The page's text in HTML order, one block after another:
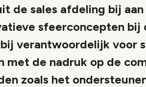
de sales afdeling bij aan
sfeerconcepten bij
verantwoordelijk voor
de nadruk op de
zoals het